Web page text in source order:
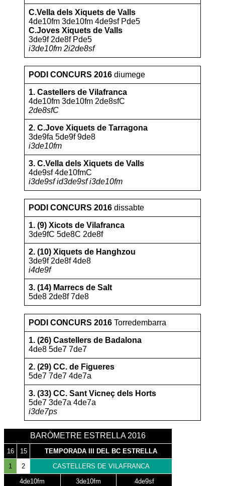
C.Vella dels Xiquets de Valls
4de10fm 3de10fm 4de9sf Pde5
C.Joves Xiquets de Valls
3de9f 2de8f Pde5
i3de10fm 2i2de8sf
PODI CONCURS 2016 diumege
1. Castellers de Vilafranca
4de10fm 3de10fm 2de8sfC
2de8sfC
2. C.Jove Xiquets de Tarragona
3de9fa 5de9f 9de8
i3de10fm
3. C.Vella dels Xiquets de Valls
4de9sf 4de10fmC
i3de9sf id3de9sf i3de10fm
PODI CONCURS 2016 dissabte
1. (9) Xicots de Vilafranca
3de9fC 5de8C 2de8f
2. (10) Xiquets de Hanghzou
3de9f 2de8f 4de8
i4de9f
3. (14) Marrecs de Salt
5de8 2de8f 7de8
PODI CONCURS 2016 Torredembarra
1. (26) Castellers de Badalona
4de8 5de7 7de7
2. (29) CC. de Figueres
5de7 7de7 4de7a
3. (33) CC. Sant Vicneç dels Horts
5de7 3de7a 4de7a
i3de7ps